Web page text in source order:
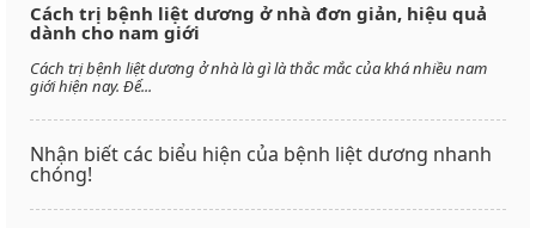
Cách trị bệnh liệt dương ở nhà đơn giản, hiệu quả
dành cho nam giới
Cách trị bệnh liệt dương ở nhà là gì là thắc mắc của khá nhiều nam
giới hiện nay. Để...
Nhận biết các biểu hiện của bệnh liệt dương nhanh
chóng!